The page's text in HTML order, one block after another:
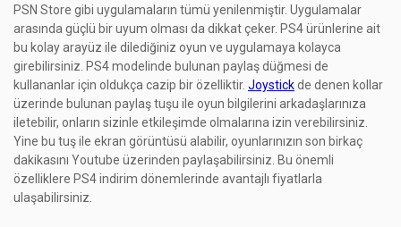
PSN Store gibi uygulamaların tümü yenilenmiştir. Uygulamalar
arasında güçlü bir uyum olması da dikkat çeker. PS4 ürünlerine ait
bu kolay arayüz ile dilediğiniz oyun ve uygulamaya kolayca
girebilirsiniz. PS4 modelinde bulunan paylaş düğmesi de
kullananlar için oldukça cazip bir özelliktir. Joystickde denen kollar
üzerinde bulunan paylaş tuşu ile oyun bilgilerini arkadaşlarınıza
iletebilir, onların sizinle etkileşimde olmalarına izin verebilirsiniz.
Yine bu tuş ile ekran görüntüsü alabilir, oyunlarınızın son birkaç
dakikasını Youtube üzerinden paylaşabilirsiniz. Bu önemli
özelliklere PS4 indirim dönemlerinde avantajlı fiyatlarla
ulaşabilirsiniz.